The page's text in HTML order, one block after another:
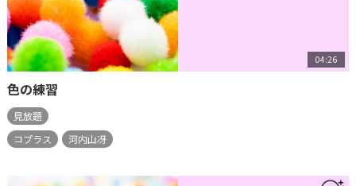
04:26
色の練習
見放題
コプラス
河内山冴